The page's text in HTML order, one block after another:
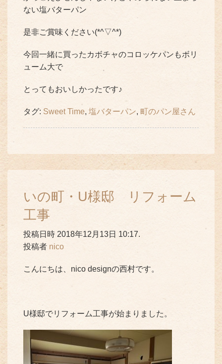
ない塩バターパン
是非ご賞味ください(*^▽^*)
今回一緒に買ったカボチャのコロッケパンもボリ
ューム大で
とってもおいしかったです♪
タグ: Sweet Time, 塩バターパン, 町のパン屋さん
いの町・U様邸 リフォーム
工事
投稿日時 2018年12月13日 10:17.
投稿者 nico
こんにちは、nico designの西村です。
U様邸でリフォーム工事が始まりました。